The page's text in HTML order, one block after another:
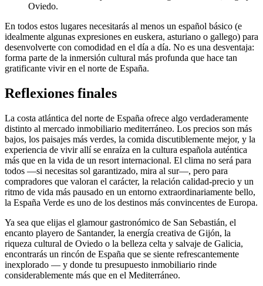
Oviedo.
En todos estos lugares necesitarás al menos un español básico (e
idealmente algunas expresiones en euskera, asturiano o gallego) para
desenvolverte con comodidad en el día a día. No es una desventaja:
forma parte de la inmersión cultural más profunda que hace tan
gratificante vivir en el norte de España.
Reflexiones finales
La costa atlántica del norte de España ofrece algo verdaderamente
distinto al mercado inmobiliario mediterráneo. Los precios son más
bajos, los paisajes más verdes, la comida discutiblemente mejor, y la
experiencia de vivir allí se enraíza en la cultura española auténtica
más que en la vida de un resort internacional. El clima no será para
todos —si necesitas sol garantizado, mira al sur—, pero para
compradores que valoran el carácter, la relación calidad-precio y un
ritmo de vida más pausado en un entorno extraordinariamente bello,
la España Verde es uno de los destinos más convincentes de Europa.
Ya sea que elijas el glamour gastronómico de San Sebastián, el
encanto playero de Santander, la energía creativa de Gijón, la
riqueza cultural de Oviedo o la belleza celta y salvaje de Galicia,
encontrarás un rincón de España que se siente refrescantemente
inexplorado — y donde tu presupuesto inmobiliario rinde
considerablemente más que en el Mediterráneo.